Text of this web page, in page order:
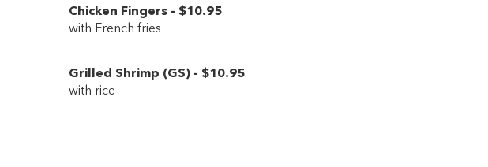
Chicken Fingers - $10.95
with French fries
Grilled Shrimp (GS) - $10.95
with rice